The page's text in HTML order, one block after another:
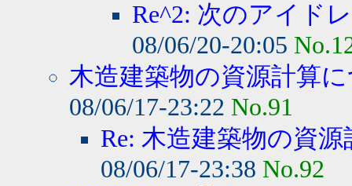
Re^2: 次のアイド
08/06/20-20:05
木造建築物の資源計算
08/06/17-23:22 No.91
Re: 木造建築物の資
08/06/17-23:38 No.92